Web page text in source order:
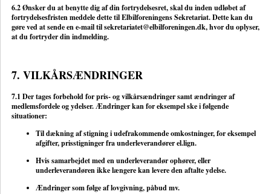
6.2 Ønsker du at benytte dig af din fortrydelsesret, skal du inden udløbet af
fortrydelsesfristen meddele dette til Elbilforeningens Sekretariat. Dette kan du
gøre ved at sende en e-mail tilsekretariatet@elbilforeningen.dk, hvor du oplyser,
at du fortryder din indmelding.
7. VILKÅRSÆNDRINGER
7.1 Der tages forbehold for pris- og vilkårsændringer samt ændringer af
medlemsfordele og ydelser. Ændringer kan for eksempel ske i følgende
situationer:
Til dækning af stigning i udefrakommende omkostninger, for eksempel
afgifter, prisstigninger fra underleverandører el.lign.
Hvis samarbejdet med en underleverandør ophører, eller
underleverandøren ikke længere kan levere den aftalte ydelse.
Ændringer som følge af lovgivning, påbud mv.